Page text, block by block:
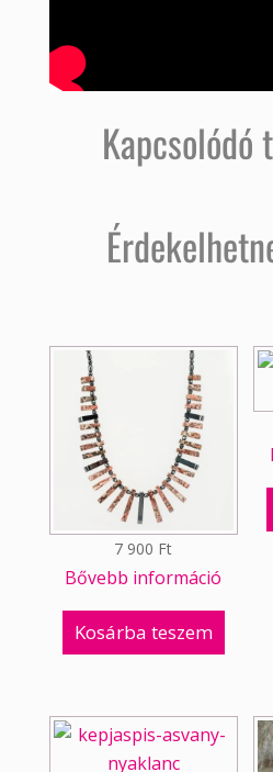
Kapcsolódó
7 900 Ft
Bővebb információ
Kosárba teszem